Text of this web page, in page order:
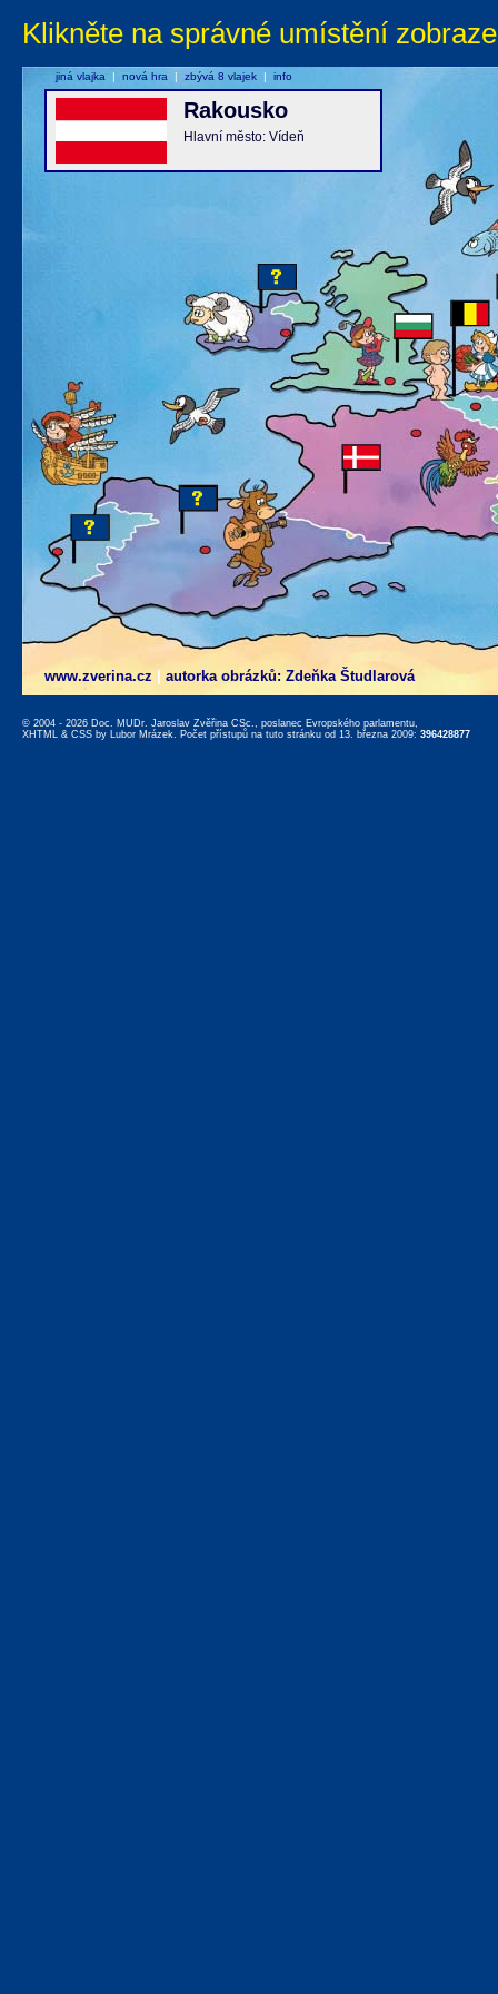
Klikněte na správné umístění
www.zverina.cz autorka obrázků: Zdeňka Študlarová
Rakousko
Hlavní město: Vídeň
jiná vlajka | nová hra | zbývá 8 vlajek | info
© 2004 - 2026 Doc. MUDr. Jaroslav Zvěřina CSc., poslanec Evropského parlamentu,
XHTML & CSS by Lubor Mrázek. Počet přístupů na tuto stránku od 13. března 2009: 396428877